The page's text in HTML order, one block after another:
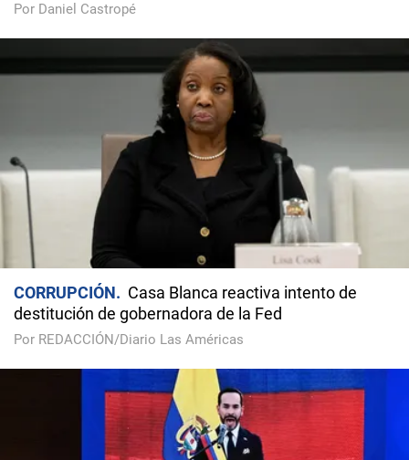
Por Daniel Castropé
CORRUPCIÓN
Casa Blanca reactiva intento de
destitución de gobernadora de la Fed
Por REDACCIÓN/Diario Las Américas